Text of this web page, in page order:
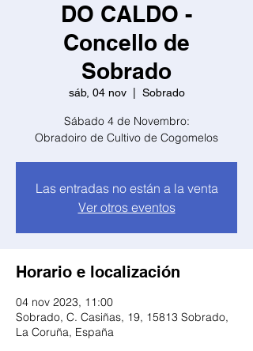
DO CALDO -
Concello de
Sobrado
sáb, 04 nov
  |
Sobrado
Sábado 4 de Novembro:
Obradoiro de Cultivo de Cogomelos
Las entradas no están a la venta
Ver otros eventos
Horario e localización
04 nov 2023, 11:00
Sobrado, C. Casiñas, 19, 15813 Sobrado,
La Coruña, España